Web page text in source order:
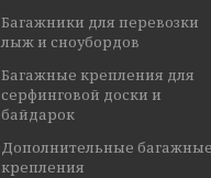
Багажники для перевозки
лыж и сноубордов
Багажные крепления для
серфинговой доски и
байдарок
Дополнительные багажные
крепления